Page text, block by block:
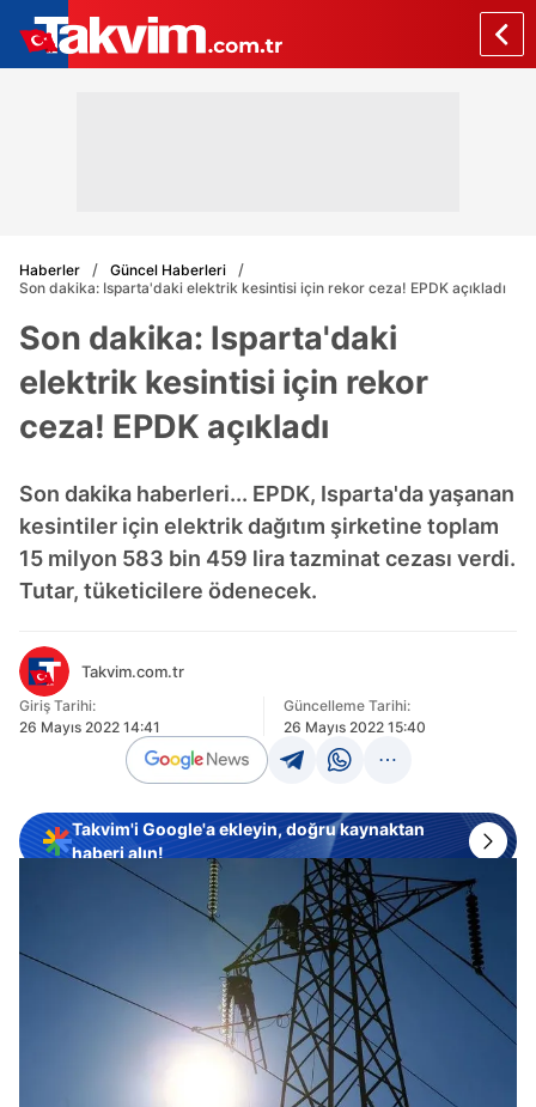
Haberler
Güncel Haberleri
Son dakika: Isparta'daki elektrik kesintisi için rekor ceza! EPDK açıkladı
Son dakika: Isparta'daki
elektrik kesintisi için rekor
ceza! EPDK açıkladı
Son dakika haberleri... EPDK, Isparta'da yaşanan
kesintiler için elektrik dağıtım şirketine toplam
15 milyon 583 bin 459 lira tazminat cezası verdi.
Tutar, tüketicilere ödenecek.
Takvim.com.tr
Giriş Tarihi:
26 Mayıs 2022 14:41
Güncelleme Tarihi:
26 Mayıs 2022 15:40
Takvim'i Google'a ekleyin, doğru kaynaktan
haberi alın!